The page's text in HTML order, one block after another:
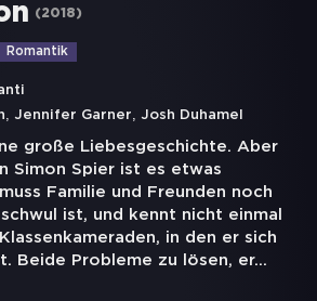
(2018)
Romantik
, Jennifer Garner, Josh Duhamel
große Liebesgeschichte. Aber
Simon Spier ist es etwas
Familie und Freunden noch
ist, und kennt nicht einmal
in den er sich
Beide Probleme zu lösen, er...